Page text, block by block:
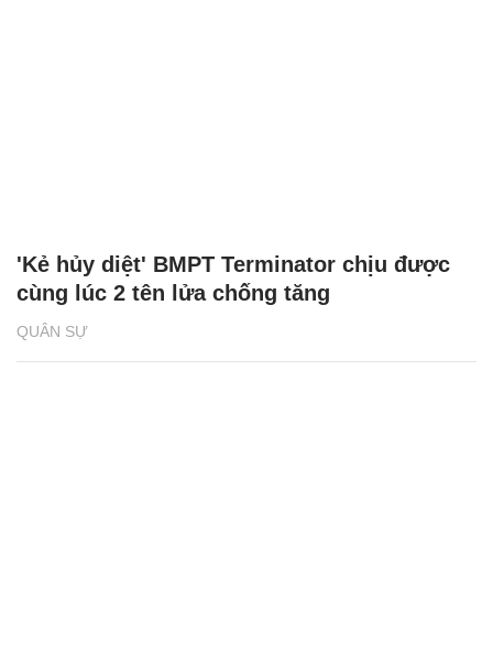
QUÂN SỰ
'Kẻ hủy diệt' BMPT Terminator chịu được
cùng lúc 2 tên lửa chống tăng